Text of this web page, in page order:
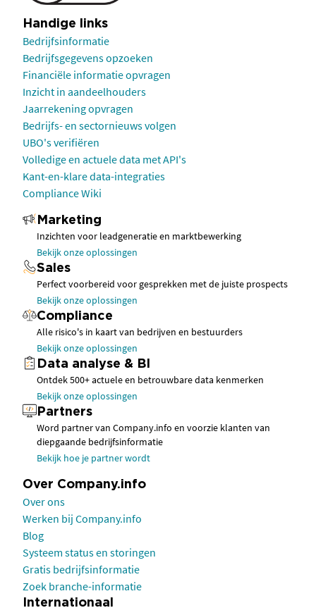
Handige links
Bedrijfsinformatie
Bedrijfsgegevens opzoeken
Financiële informatie opvragen
Inzicht in aandeelhouders
Jaarrekening opvragen
Bedrijfs- en sectornieuws volgen
UBO's verifiëren
Volledige en actuele data met API's
Kant-en-klare data-integraties
Compliance Wiki
Marketing
Inzichten voor leadgeneratie en marktbewerking
Bekijk onze oplossingen
Sales
Perfect voorbereid voor gesprekken met de juiste prospects
Bekijk onze oplossingen
Compliance
Alle risico's in kaart van bedrijven en bestuurders
Bekijk onze oplossingen
Data analyse & BI
Ontdek 500+ actuele en betrouwbare data kenmerken
Bekijk onze oplossingen
Partners
Word partner van Company.info en voorzie klanten van
diepgaande bedrijfsinformatie
Bekijk hoe je partner wordt
Over Company.info
Over ons
Werken bij Company.info
Blog
Systeem status en storingen
Gratis bedrijfsinformatie
Zoek branche-informatie
Internationaal